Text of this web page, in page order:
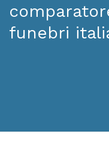
funebri